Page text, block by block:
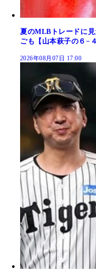
夏のMLBトレードに
ごも【山本萩子の６−
2026年08月07日 17:00